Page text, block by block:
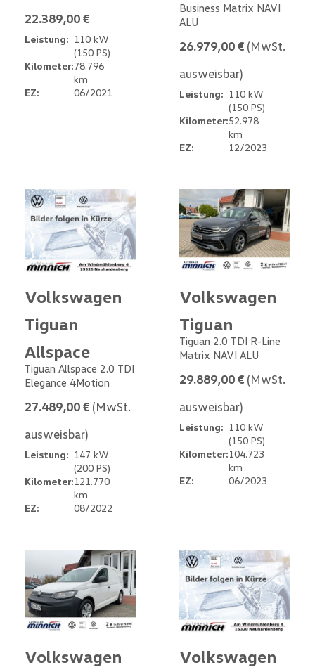
22.389,00 €
Leistung: 110 kW
(150 PS)
Kilometer:78.796
km
EZ:
06/2021
Business Matrix NAVI
ALU
26.979,00 € (MwSt.
ausweisbar)
Leistung: 110 kW
(150 PS)
Kilometer:52.978
km
EZ:
12/2023
Volkswagen
Tiguan
Allspace
Tiguan Allspace 2.0 TDI
Elegance 4Motion
27.489,00 € (MwSt.
ausweisbar)
Leistung: 147 kW
(200 PS)
Kilometer:121.770
km
EZ:
08/2022
Volkswagen
Tiguan
Tiguan 2.0 TDI R-Line
Matrix NAVI ALU
29.889,00 € (MwSt.
ausweisbar)
Leistung: 110 kW
(150 PS)
Kilometer:104.723
km
EZ:
06/2023
Volkswagen
Volkswagen